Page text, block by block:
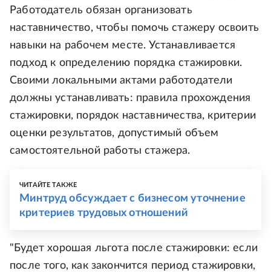
Работодатель обязан организовать
наставничество, чтобы помочь стажеру освоить
навыки на рабочем месте. Устанавливается
подход к определению порядка стажировки.
Своими локальными актами работодатели
должны устанавливать: правила прохождения
стажировки, порядок наставничества, критерии
оценки результатов, допустимый объем
самостоятельной работы стажера.
ЧИТАЙТЕ ТАКЖЕ
Минтруд обсуждает с бизнесом уточнение
критериев трудовых отношений
"Будет хорошая льгота после стажировки: если
после того, как закончится период стажировки,